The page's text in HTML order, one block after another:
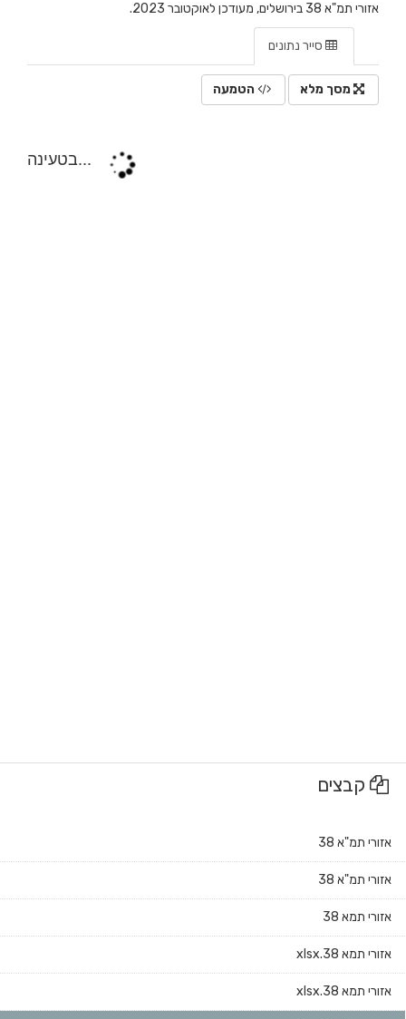
אזורי תמ"א 38 בירושלים, מעודכן לאוקטובר 2023.
סייר נתונים
מסך מלא הטמעה
קבצים
אזורי תמ"א 38
אזורי תמ"א 38
אזורי תמא 38
אזורי תמא 38.xlsx
אזורי תמא 38.xlsx